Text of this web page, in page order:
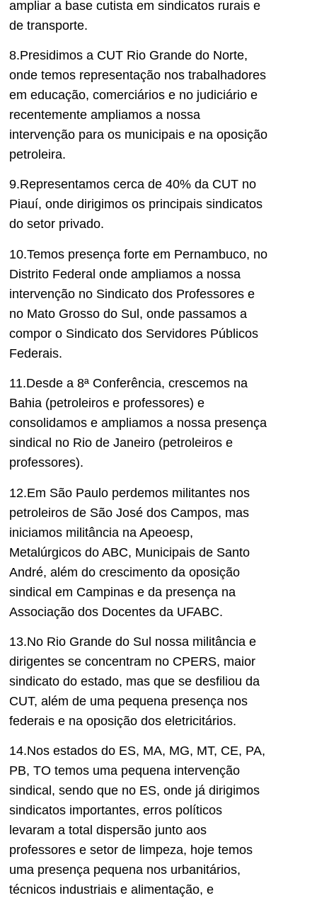
ampliar a base cutista em sindicatos rurais e
de transporte.
8.Presidimos a CUT Rio Grande do Norte,
onde temos representação nos trabalhadores
em educação, comerciários e no judiciário e
recentemente ampliamos a nossa
intervenção para os municipais e na oposição
petroleira.
9.Representamos cerca de 40% da CUT no
Piauí, onde dirigimos os principais sindicatos
do setor privado.
10.Temos presença forte em Pernambuco, no
Distrito Federal onde ampliamos a nossa
intervenção no Sindicato dos Professores e
no Mato Grosso do Sul, onde passamos a
compor o Sindicato dos Servidores Públicos
Federais.
11.Desde a 8ª Conferência, crescemos na
Bahia (petroleiros e professores) e
consolidamos e ampliamos a nossa presença
sindical no Rio de Janeiro (petroleiros e
professores).
12.Em São Paulo perdemos militantes nos
petroleiros de São José dos Campos, mas
iniciamos militância na Apeoesp,
Metalúrgicos do ABC, Municipais de Santo
André, além do crescimento da oposição
sindical em Campinas e da presença na
Associação dos Docentes da UFABC.
13.No Rio Grande do Sul nossa militância e
dirigentes se concentram no CPERS, maior
sindicato do estado, mas que se desfiliou da
CUT, além de uma pequena presença nos
federais e na oposição dos eletricitários.
14.Nos estados do ES, MA, MG, MT, CE, PA,
PB, TO temos uma pequena intervenção
sindical, sendo que no ES, onde já dirigimos
sindicatos importantes, erros políticos
levaram a total dispersão junto aos
professores e setor de limpeza, hoje temos
uma presença pequena nos urbanitários,
técnicos industriais e alimentação, e